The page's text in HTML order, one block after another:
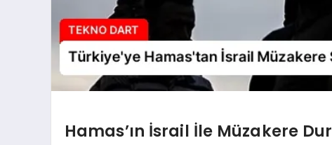
Hamas’ın İsrail İle Müzakere